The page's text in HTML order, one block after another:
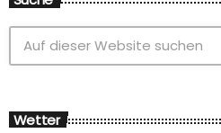
Wetter